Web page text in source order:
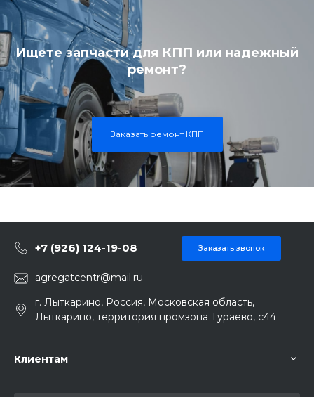
Ищете запчасти для КПП или надежный
ремонт?
Заказать ремонт КПП
+7 (926) 124-19-08 Заказать звонок
agregatcentr@mail.ru
г. Лыткарино, Россия, Московская область,
Лыткарино, территория промзона Тураево, с44
Клиентам